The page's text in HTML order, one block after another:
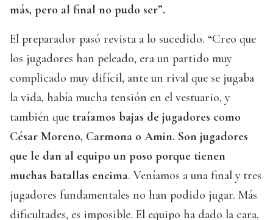
más, pero al final no pudo ser”.
El preparador pasó revista a lo sucedido. “Creo que
los jugadores han peleado, era un partido muy
complicado muy difícil, ante un rival que se jugaba
la vida, había mucha tensión en el vestuario, y
también que traíamos bajas de jugadores como
César Moreno, Carmona o Amin. Son jugadores
que le dan al equipo un poso porque tienen
muchas batallas encima. Veníamos a una final y tres
jugadores fundamentales no han podido jugar. Más
dificultades, es imposible. El equipo ha dado la cara,